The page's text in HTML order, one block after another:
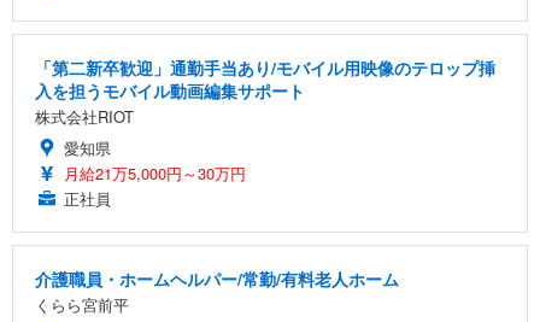
「第二新卒歓迎」通勤手当あり/モバイル用映像のテロップ挿
入を担うモバイル動画編集サポート
株式会社RIOT
愛知県
月給21万5,000円～30万円
正社員
介護職員・ホームヘルパー/常勤/有料老人ホーム
くらら宮前平